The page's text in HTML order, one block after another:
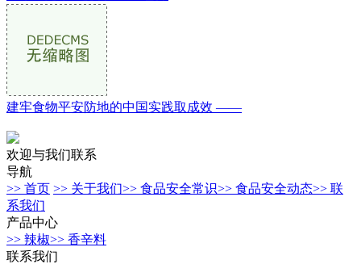
建牢食物平安防地的中国实践取成效 ——
欢迎与我们联系
导航
>> 首页 >> 关于我们>> 食品安全常识>> 食品安全动态>> 联
系我们
产品中心
>> 辣椒>> 香辛料
联系我们